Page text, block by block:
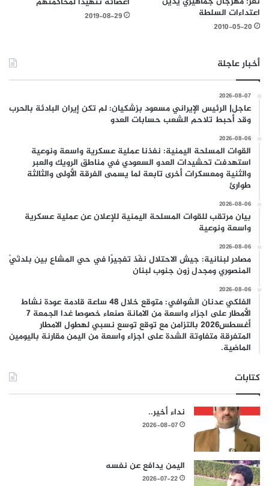
اعتداءات السلطة
2010-05-20
2019-08-29
أخبار عاجلة
2026-08-07
عاجل| الرئيس الإيراني مسعود بزشكيان: لم تكن إيران البادئة بالحرب
وقد أحبط تلاحم الشعب حسابات العدو
2026-08-06
القوات المسلحة اليمنية: نفذنا عملية عسكرية واسعة ونوعية
استهدفت تحشيدات العدو السعودي في مناطق الرويك والعبر
والثنية ومعسكرات أخرى تابعة لما يسمى الفرقة الأولى والثالثة
طوارئ
2026-08-06
بيان مرتقب للقوات المسلحة اليمنية للإعلان عن عملية عسكرية
واسعة ونوعية
2026-08-06
مصادر لبنانية: جيش الاحتلال نفّذ تفجيرًا في حي المشاع بين بلدتَيْ
المنصوري ومجدل زون جنوب لبنان
2026-08-06
الفلكي عدنان الشوافي: متوقع خلال 48 ساعة قادمة عودة نشاط
الأمطار على اجزاء واسعة من الامانة صنعاء خصوصا غدا الجمعة 7
أغسطس2026 بالتزامن مع توقع توسع نسبي لهطول الامطار
المتفرقة متفاوتة الشدة على اجزاء واسعة من اليمن مقارنة باليومين
الماضية.
كتابات
نداء أخير..
2026-08-07
اليمن يدافع عن نفسه
2026-07-22